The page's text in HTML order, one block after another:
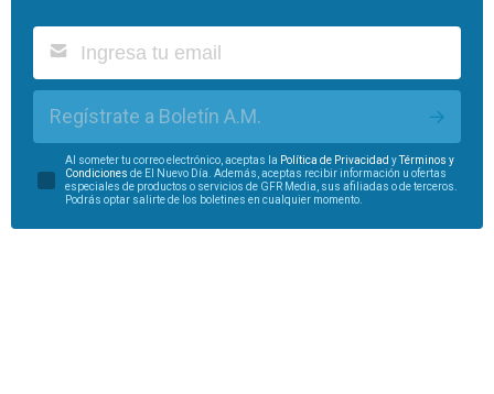
Regístrate a Boletín A.M.
Al someter tu correo electrónico, aceptas la Política de Privacidad yTérminos y
Condiciones de El Nuevo Día. Además, aceptas recibir información u ofertas
especiales de productos o servicios de GFR Media, sus afiliadas o de terceros.
Podrás optar salirte de los boletines en cualquier momento.